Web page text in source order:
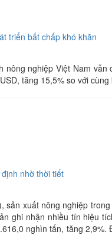
triển bất chấp khó khăn
nông nghiệp Việt Nam
tăng 15,5% so với
nhờ thời tiết
sản xuất nông nghiệp
ghi nhận nhiều tín hiệu
nghìn tấn, tăng